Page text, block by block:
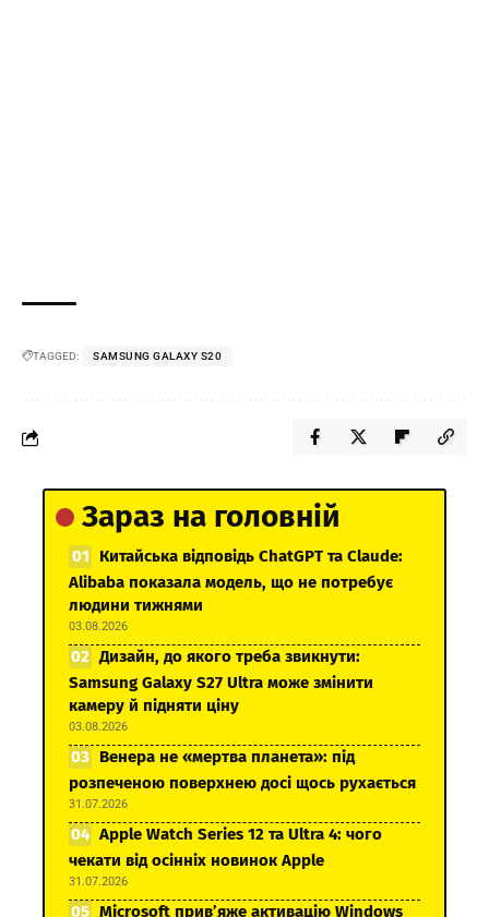
TAGGED: SAMSUNG GALAXY S20
Зараз на головній
Китайська відповідь ChatGPT та Claude:
Alibaba показала модель, що не потребує
людини тижнями
03.08.2026
Дизайн, до якого треба звикнути:
Samsung Galaxy S27 Ultra може змінити
камеру й підняти ціну
03.08.2026
Венера не «мертва планета»: під
розпеченою поверхнею досі щось рухається
31.07.2026
Apple Watch Series 12 та Ultra 4: чого
чекати від осінніх новинок Apple
31.07.2026
Microsoft прив’яже активацію Windows